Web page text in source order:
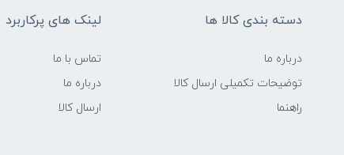
دسته بندی کالا ها
درباره ما
توضیحات تکمیلی ارسال کالا
راهنما
لینک های پرکاربرد
تماس با ما
درباره ما
ارسال کالا